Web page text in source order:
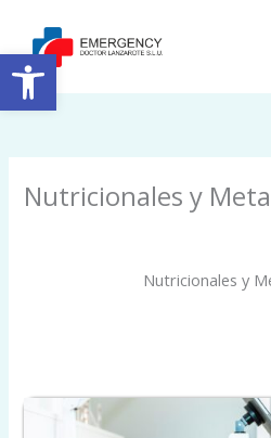
Abrir barra de
contenido
Nutricionales y
Nutricionales y